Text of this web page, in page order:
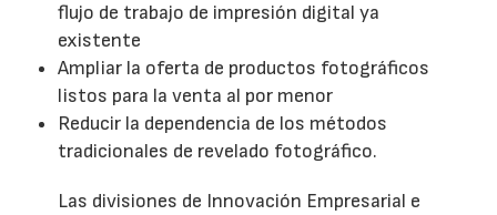
flujo de trabajo de impresión digital ya
existente
Ampliar la oferta de productos fotográficos
listos para la venta al por menor
Reducir la dependencia de los métodos
tradicionales de revelado fotográfico.
Las divisiones de Innovación Empresarial e